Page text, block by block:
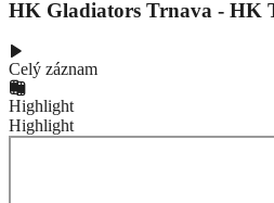
HK Gladiators Trnava - HK
Celý záznam
Highlight
Highlight